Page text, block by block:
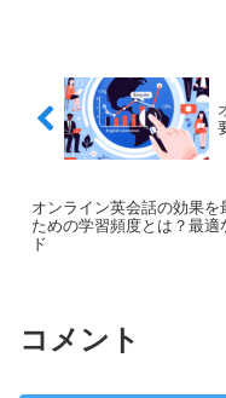
オンライン英会話の効果を
ための学習頻度とは？最適
ド
コメント